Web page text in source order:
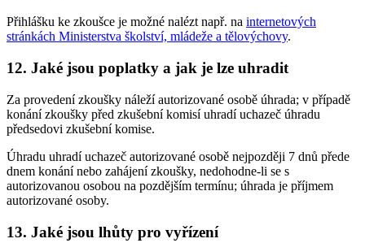
Přihlášku ke zkoušce je možné nalézt např. na internetových
stránkách Ministerstva školství, mládeže a tělovýchovy.
12. Jaké jsou poplatky a jak je lze uhradit
Za provedení zkoušky náleží autorizované osobě úhrada; v případě
konání zkoušky před zkušební komisí uhradí uchazeč úhradu
předsedovi zkušební komise.
Úhradu uhradí uchazeč autorizované osobě nejpozději 7 dnů přede
dnem konání nebo zahájení zkoušky, nedohodne-li se s
autorizovanou osobou na pozdějším termínu; úhrada je příjmem
autorizované osoby.
13. Jaké jsou lhůty pro vyřízení